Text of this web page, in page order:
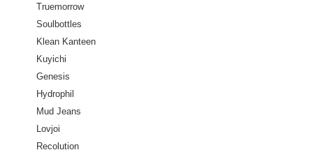
Truemorrow
Soulbottles
Klean Kanteen
Kuyichi
Genesis
Hydrophil
Mud Jeans
Lovjoi
Recolution